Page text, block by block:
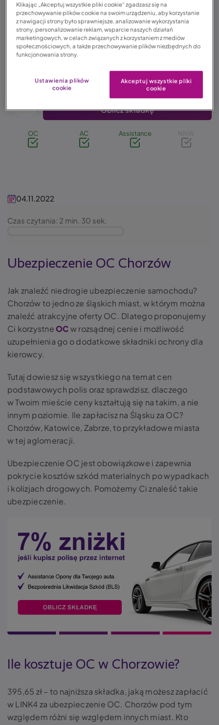
Oblicz składkę
OC AC Assistance NNW
723zł
Oblicz składkę
OC AC Assistance NNW
04.11.2022
Czas czytania: 2 min. 30 sek.
Ubezpieczenie OC Chorzów
Jak znaleźć niedrogie ubezpieczenie samochodu?
Chorzów to jedno ze śląskich miast, w którym można
znaleźć atrakcyjne oferty OC. Dlatego proponujemy
Ci korzystneOCw rozsądnej cenie i możliwość
uzupełnienia go o dodatkowe składniki ochrony dla
kierowcy.
Tutaj dowiesz się wszystkiego na temat cen
podstawowych polis oraz sprawdzisz, dlaczego
w Twoim mieście ceny kształtują się na takim, a nie
innym poziomie. Ile zapłacisz na Śląsku za OC?
Chorzów, Katowice, Zabrze, to przykładowe miasta
w tej aglomeracji.
Ubezpieczenie OC jest obowiązkowe i zapewnia
pokrycie kosztów szkód materialnych po wypadkach
i kolizjach drogowych. Pomożemy Ci znaleść takie
ubezpieczenie.
Ile kosztuje OC w Chorzowie?
395,65 zł – to najniższa składka, jaką możesz zapłacić
w LINK4 za ubezpieczenie OC. Chorzów pod tym
względem różni się względem innych miast. Kto
Klikając „Akceptuj wszystkie pliki cookie” zgadzasz się na
przechowywanie plików cookie na swoim urządzeniu, aby korzystanie
z nawigacji strony było sprawniejsze, analizowanie wykorzystania
strony, personalizowanie reklam, wsparcie naszych działań
marketingowych, w celach związanych z korzystaniem z mediów
społecznościowych, a także przechowywanie plików niezbędnych do
funkcjonowania strony.
Ustawienia plików
cookie
Akceptuj wszystkie pliki
cookie